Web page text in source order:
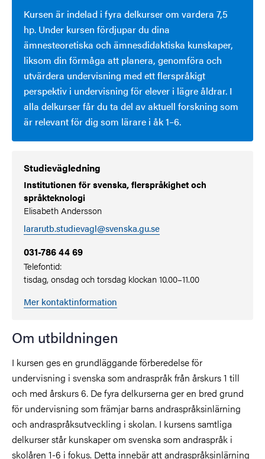
Kursen är indelad i fyra delkurser om vardera 7,5
hp. Under kursen fördjupar du dina
ämnesteoretiska och ämnesdidaktiska kunskaper,
liksom din förmåga att planera, genomföra och
utvärdera undervisning med ett flerspråkigt
perspektiv i undervisning för elever i lägre åldrar. I
alla delkurser får du ta del av aktuell forskning som
är relevant för dig som lärare i åk 1–6.
Studievägledning
Institutionen för svenska, flerspråkighet och
språkteknologi
Elisabeth Andersson
lararutb.studievagl@svenska.gu.se
031-786 44 69
Telefontid:
tisdag, onsdag och torsdag klockan 10.00–11.00
Mer kontaktinformation
Om utbildningen
I kursen ges en grundläggande förberedelse för
undervisning i svenska som andraspråk från årskurs 1 till
och med årskurs 6. De fyra delkurserna ger en bred grund
för undervisning som främjar barns andraspråksinlärning
och andraspråksutveckling i skolan. I kursens samtliga
delkurser står kunskaper om svenska som andraspråk i
skolåren 1-6 i fokus. Detta innebär att andraspråksinlärning